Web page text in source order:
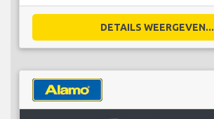
DETAILS WEERGEVEN...